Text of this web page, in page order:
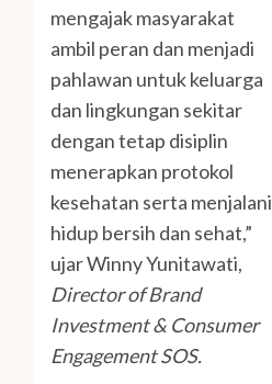
mengajak masyarakat
ambil peran dan menjadi
pahlawan untuk keluarga
dan lingkungan sekitar
dengan tetap disiplin
menerapkan protokol
kesehatan serta menjalani
hidup bersih dan sehat,”
ujar Winny Yunitawati,
Director of Brand
Investment & Consumer
Engagement SOS.